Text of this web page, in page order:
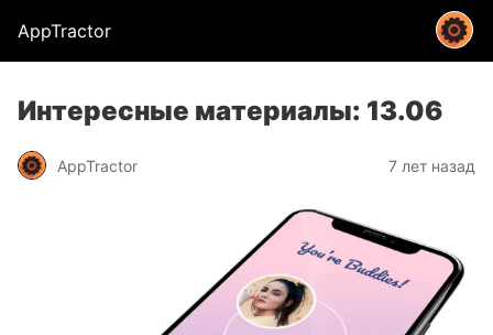
AppTractor
Интересные материалы: 13.06
AppTractor 7 лет назад